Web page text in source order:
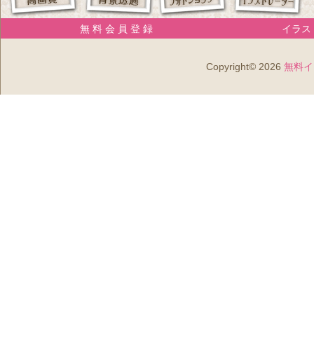
無 料 会 員 登 録 イラス
Copyright© 2026 無料